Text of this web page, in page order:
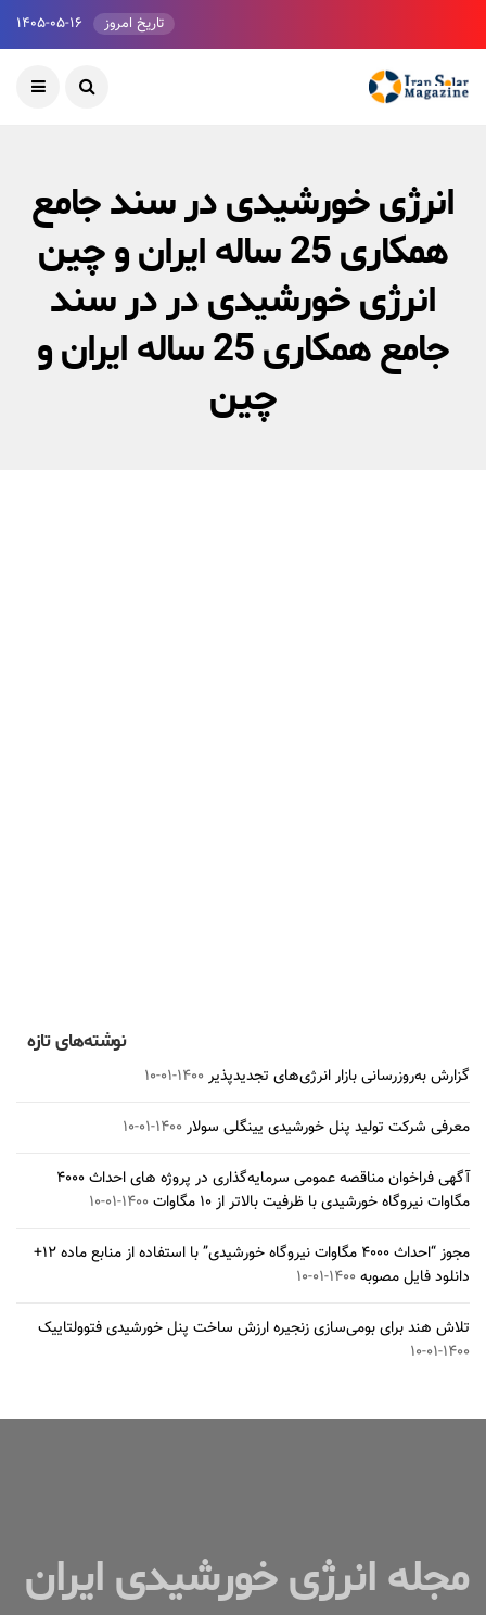
تاریخ امروز ۱۴۰۵-۰۵-۱۶
انرژی خورشیدی در سند جامع
همکاری 25 ساله ایران و چین
انرژی خورشیدی در در سند
جامع همکاری 25 ساله ایران و
چین
نوشته‌های تازه
گزارش به‌روزرسانی بازار انرژی‌های تجدیدپذیر۱۴۰۰-۰۱-۱۰
معرفی شرکت تولید پنل خورشیدی یینگلی سولار۱۴۰۰-۰۱-۱۰
آگهی فراخوان مناقصه عمومی سرمایه‌گذاری در پروژه های احداث ۴۰۰۰
مگاوات نیروگاه خورشیدی با ظرفیت بالاتر از ۱۰ مگاوات
۱۴۰۰-۰۱-۱۰
مجوز “احداث ۴۰۰۰ مگاوات نیروگاه خورشیدی” با استفاده از منابع ماده ۱۲+
دانلود فایل مصوبه۱۴۰۰-۰۱-۱۰
تلاش هند برای بومی‌سازی زنجیره ارزش ساخت پنل خورشیدی فتوولتاییک
۱۴۰۰-۰۱-۱۰
مجله انرژی خورشیدی ایران